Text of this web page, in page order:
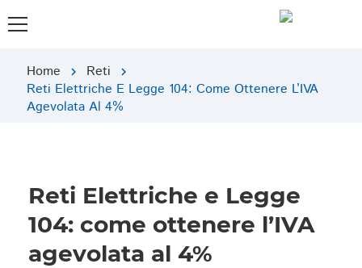
Home chevron_right Reti chevron_right
Reti Elettriche E Legge 104: Come Ottenere L’IVA
Agevolata Al 4%
Reti Elettriche e Legge
104: come ottenere l’IVA
agevolata al 4%